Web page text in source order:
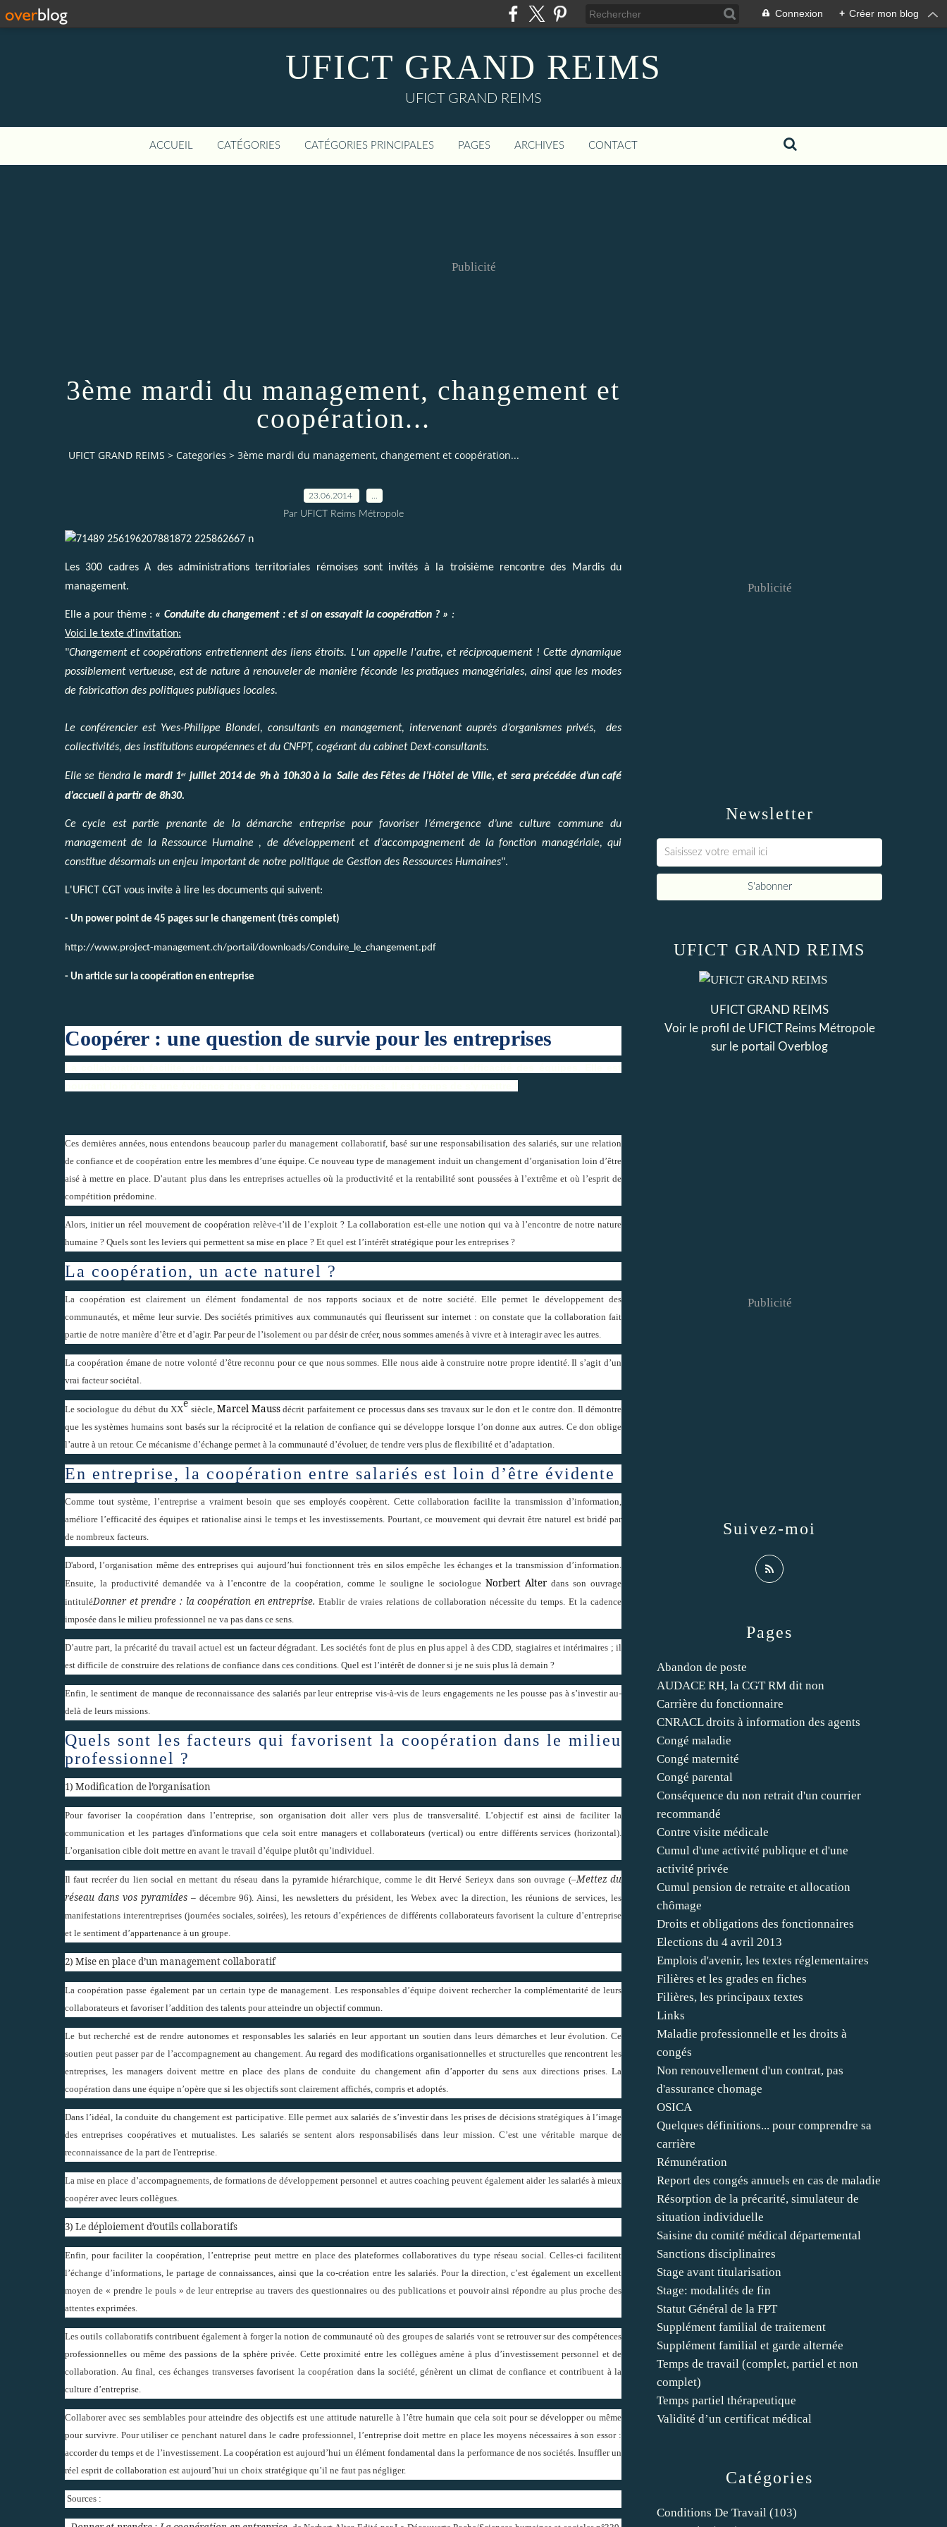
Connexion + Créer mon blog
UFICT GRAND REIMS
UFICT GRAND REIMS
ACCUEIL CATÉGORIES CATÉGORIES PRINCIPALES PAGES ARCHIVES CONTACT
Publicité
3ème mardi du management, changement et
coopération...
UFICT GRAND REIMS > Categories > 3ème mardi du management, changement et coopération...
23.06.2014
Par UFICT Reims Métropole
Les 300 cadres A des administrations territoriales rémoises sont invités à la troisième rencontre des Mardis du
management.
Elle a pour thème : « Conduite du changement : et si on essayait la coopération ? » :
Voici le texte d'invitation:
"Changement et coopérations entretiennent des liens étroits. L'un appelle l'autre, et réciproquement ! Cette dynamique
possiblement vertueuse, est de nature à renouveler de manière féconde les pratiques managériales, ainsi que les modes
de fabrication des politiques publiques locales.
Le conférencier est Yves-Philippe Blondel, consultants en management, intervenant auprès d’organismes privés, des
collectivités, des institutions européennes et du CNFPT, cogérant du cabinet Dext-consultants.
Elle se tiendrale mardi 1er juillet 2014 de 9h à 10h30 à la Salle des Fêtes de l’Hôtel de Ville, et sera précédée d’un café
d’accueil à partir de 8h30.
Ce cycle est partie prenante de la démarche entreprise pour favoriser l’émergence d’une culture commune du
management de la Ressource Humaine , de développement et d’accompagnement de la fonction managériale, qui
constitue désormais un enjeu important de notre politique de Gestion des Ressources Humaines".
L'UFICT CGT vous invite à lire les documents qui suivent:
- Un power point de 45 pages sur le changement (très complet)
http://www.project-management.ch/portail/downloads/Conduire_le_changement.pdf
- Un article sur la coopération en entreprise
Coopérer : une question de survie pour les entreprises
Ces dernières années, nous entendons beaucoup parler du management collaboratif, basé sur une responsabilisation des salariés, sur une relation
de confiance et de coopération entre les membres d’une équipe. Ce nouveau type de management induit un changement d’organisation loin d’être
aisé à mettre en place. D’autant plus dans les entreprises actuelles où la productivité et la rentabilité sont poussées à l’extrême et où l’esprit de
compétition prédomine.
Alors, initier un réel mouvement de coopération relève-t’il de l’exploit ? La collaboration est-elle une notion qui va à l’encontre de notre nature
humaine ? Quels sont les leviers qui permettent sa mise en place ? Et quel est l’intérêt stratégique pour les entreprises ?
La coopération, un acte naturel ?
La coopération est clairement un élément fondamental de nos rapports sociaux et de notre société. Elle permet le développement des
communautés, et même leur survie. Des sociétés primitives aux communautés qui fleurissent sur internet : on constate que la collaboration fait
partie de notre manière d’être et d’agir. Par peur de l’isolement ou par désir de créer, nous sommes amenés à vivre et à interagir avec les autres.
La coopération émane de notre volonté d’être reconnu pour ce que nous sommes. Elle nous aide à construire notre propre identité. Il s’agit d’un
vrai facteur sociétal.
Le sociologue du début du XXe siècle, Marcel Mauss décrit parfaitement ce processus dans ses travaux sur le don et le contre don. Il démontre
que les systèmes humains sont basés sur la réciprocité et la relation de confiance qui se développe lorsque l’on donne aux autres. Ce don oblige
l’autre à un retour. Ce mécanisme d’échange permet à la communauté d’évoluer, de tendre vers plus de flexibilité et d’adaptation.
En entreprise, la coopération entre salariés est loin d’être évidente
Comme tout système, l’entreprise a vraiment besoin que ses employés coopèrent. Cette collaboration facilite la transmission d’information,
améliore l’efficacité des équipes et rationalise ainsi le temps et les investissements. Pourtant, ce mouvement qui devrait être naturel est bridé par
de nombreux facteurs.
D'abord, l’organisation même des entreprises qui aujourd’hui fonctionnent très en silos empêche les échanges et la transmission d’information.
Ensuite, la productivité demandée va à l’encontre de la coopération, comme le souligne le sociologue Norbert Alter dans son ouvrage
intituléDonner et prendre : la coopération en entreprise. Etablir de vraies relations de collaboration nécessite du temps. Et la cadence
imposée dans le milieu professionnel ne va pas dans ce sens.
D’autre part, la précarité du travail actuel est un facteur dégradant. Les sociétés font de plus en plus appel à des CDD, stagiaires et intérimaires ; il
est difficile de construire des relations de confiance dans ces conditions. Quel est l’intérêt de donner si je ne suis plus là demain ?
Enfin, le sentiment de manque de reconnaissance des salariés par leur entreprise vis-à-vis de leurs engagements ne les pousse pas à s’investir au-
delà de leurs missions.
Quels sont les facteurs qui favorisent la coopération dans le milieu
professionnel ?
1) Modification de l’organisation
Pour favoriser la coopération dans l’entreprise, son organisation doit aller vers plus de transversalité. L’objectif est ainsi de faciliter la
communication et les partages d'informations que cela soit entre managers et collaborateurs (vertical) ou entre différents services (horizontal).
L’organisation cible doit mettre en avant le travail d’équipe plutôt qu’individuel.
Il faut recréer du lien social en mettant du réseau dans la pyramide hiérarchique, comme le dit Hervé Serieyx dans son ouvrage (–Mettez du
réseau dans vos pyramides – décembre 96). Ainsi, les newsletters du président, les Webex avec la direction, les réunions de services, les
manifestations interentreprises (journées sociales, soirées), les retours d’expériences de différents collaborateurs favorisent la culture d’entreprise
et le sentiment d’appartenance à un groupe.
2) Mise en place d’un management collaboratif
La coopération passe également par un certain type de management. Les responsables d’équipe doivent rechercher la complémentarité de leurs
collaborateurs et favoriser l’addition des talents pour atteindre un objectif commun.
Le but recherché est de rendre autonomes et responsables les salariés en leur apportant un soutien dans leurs démarches et leur évolution. Ce
soutien peut passer par de l’accompagnement au changement. Au regard des modifications organisationnelles et structurelles que rencontrent les
entreprises, les managers doivent mettre en place des plans de conduite du changement afin d’apporter du sens aux directions prises. La
coopération dans une équipe n’opère que si les objectifs sont clairement affichés, compris et adoptés.
Dans l’idéal, la conduite du changement est participative. Elle permet aux salariés de s’investir dans les prises de décisions stratégiques à l’image
des entreprises coopératives et mutualistes. Les salariés se sentent alors responsabilisés dans leur mission. C’est une véritable marque de
reconnaissance de la part de l'entreprise.
La mise en place d’accompagnements, de formations de développement personnel et autres coaching peuvent également aider les salariés à mieux
coopérer avec leurs collègues.
3) Le déploiement d’outils collaboratifs
Enfin, pour faciliter la coopération, l’entreprise peut mettre en place des plateformes collaboratives du type réseau social. Celles-ci facilitent
l’échange d’informations, le partage de connaissances, ainsi que la co-création entre les salariés. Pour la direction, c’est également un excellent
moyen de « prendre le pouls » de leur entreprise au travers des questionnaires ou des publications et pouvoir ainsi répondre au plus proche des
attentes exprimées.
Les outils collaboratifs contribuent également à forger la notion de communauté où des groupes de salariés vont se retrouver sur des compétences
professionnelles ou même des passions de la sphère privée. Cette proximité entre les collègues amène à plus d’investissement personnel et de
collaboration. Au final, ces échanges transverses favorisent la coopération dans la société, génèrent un climat de confiance et contribuent à la
culture d’entreprise.
Collaborer avec ses semblables pour atteindre des objectifs est une attitude naturelle à l’être humain que cela soit pour se développer ou même
pour survivre. Pour utiliser ce penchant naturel dans le cadre professionnel, l’entreprise doit mettre en place les moyens nécessaires à son essor :
accorder du temps et de l’investissement. La coopération est aujourd’hui un élément fondamental dans la performance de nos sociétés. Insuffler un
réel esprit de collaboration est aujourd’hui un choix stratégique qu’il ne faut pas négliger.
Sources :
Newsletter
Publicité
Catégories
Conditions De Travail (103)
Pages
Abandon de poste
AUDACE RH, la CGT RM dit non
Carrière du fonctionnaire
CNRACL droits à information des agents
Congé maladie
Congé maternité
Congé parental
Conséquence du non retrait d'un courrier
recommandé
Contre visite médicale
Cumul d'une activité publique et d'une
activité privée
Cumul pension de retraite et allocation
chômage
Droits et obligations des fonctionnaires
Elections du 4 avril 2013
Emplois d'avenir, les textes réglementaires
Filières et les grades en fiches
Filières, les principaux textes
Links
Maladie professionnelle et les droits à
congés
Non renouvellement d'un contrat, pas
d'assurance chomage
OSICA
Quelques définitions... pour comprendre sa
carrière
Rémunération
Report des congés annuels en cas de maladie
Résorption de la précarité, simulateur de
situation individuelle
Saisine du comité médical départemental
Sanctions disciplinaires
Stage avant titularisation
Stage: modalités de fin
Statut Général de la FPT
Supplément familial de traitement
Supplément familial et garde alternée
Temps de travail (complet, partiel et non
complet)
Temps partiel thérapeutique
Validité d’un certificat médical
UFICT GRAND REIMS
UFICT GRAND REIMS
Voir le profil de UFICT Reims Métropole
sur le portail Overblog
Suivez-moi
Publicité